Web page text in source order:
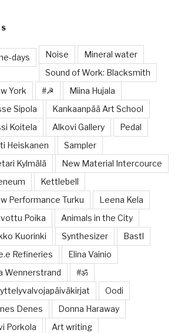
days Noise
Mineral water
Sound of Work: Blacksmith
York
#☭
Miina Hujala
Sipola
Kankaanpää Art School
Koitela
Alkovi Gallery
Pedal
Heiskanen
Sampler
Kylmälä
New Material Intercource
Kettlebell
Performance Turku
Leena Kela
Poika
Animals in the City
Kuorinki
Synthesizer
Bastl
Refineries
Elina Vainio
Wennerstrand
#ॐ
Oodi
Denes
Donna Haraway
Porkola
Art writing